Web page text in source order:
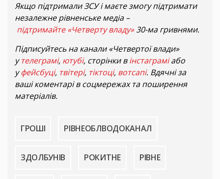
Якщо підтримали ЗСУ і маєте змогу підтримати
незалежне рівненське медіа –
підтримайте «Четверту владу»30-ма гривнями.
Підписуйтесь на канали «Четвертої влади»
утелеграмі, ютубі, сторінки вінстаграміабо
уфейсбуці, твітері, тіктоці, вотсапі. Вдячні за
ваші коментарі в соцмережах та поширення
матеріалів.
ГРОШІ РІВНЕОБЛВОДОКАНАЛ
ЗДОЛБУНІВ РОКИТНЕ РІВНЕ